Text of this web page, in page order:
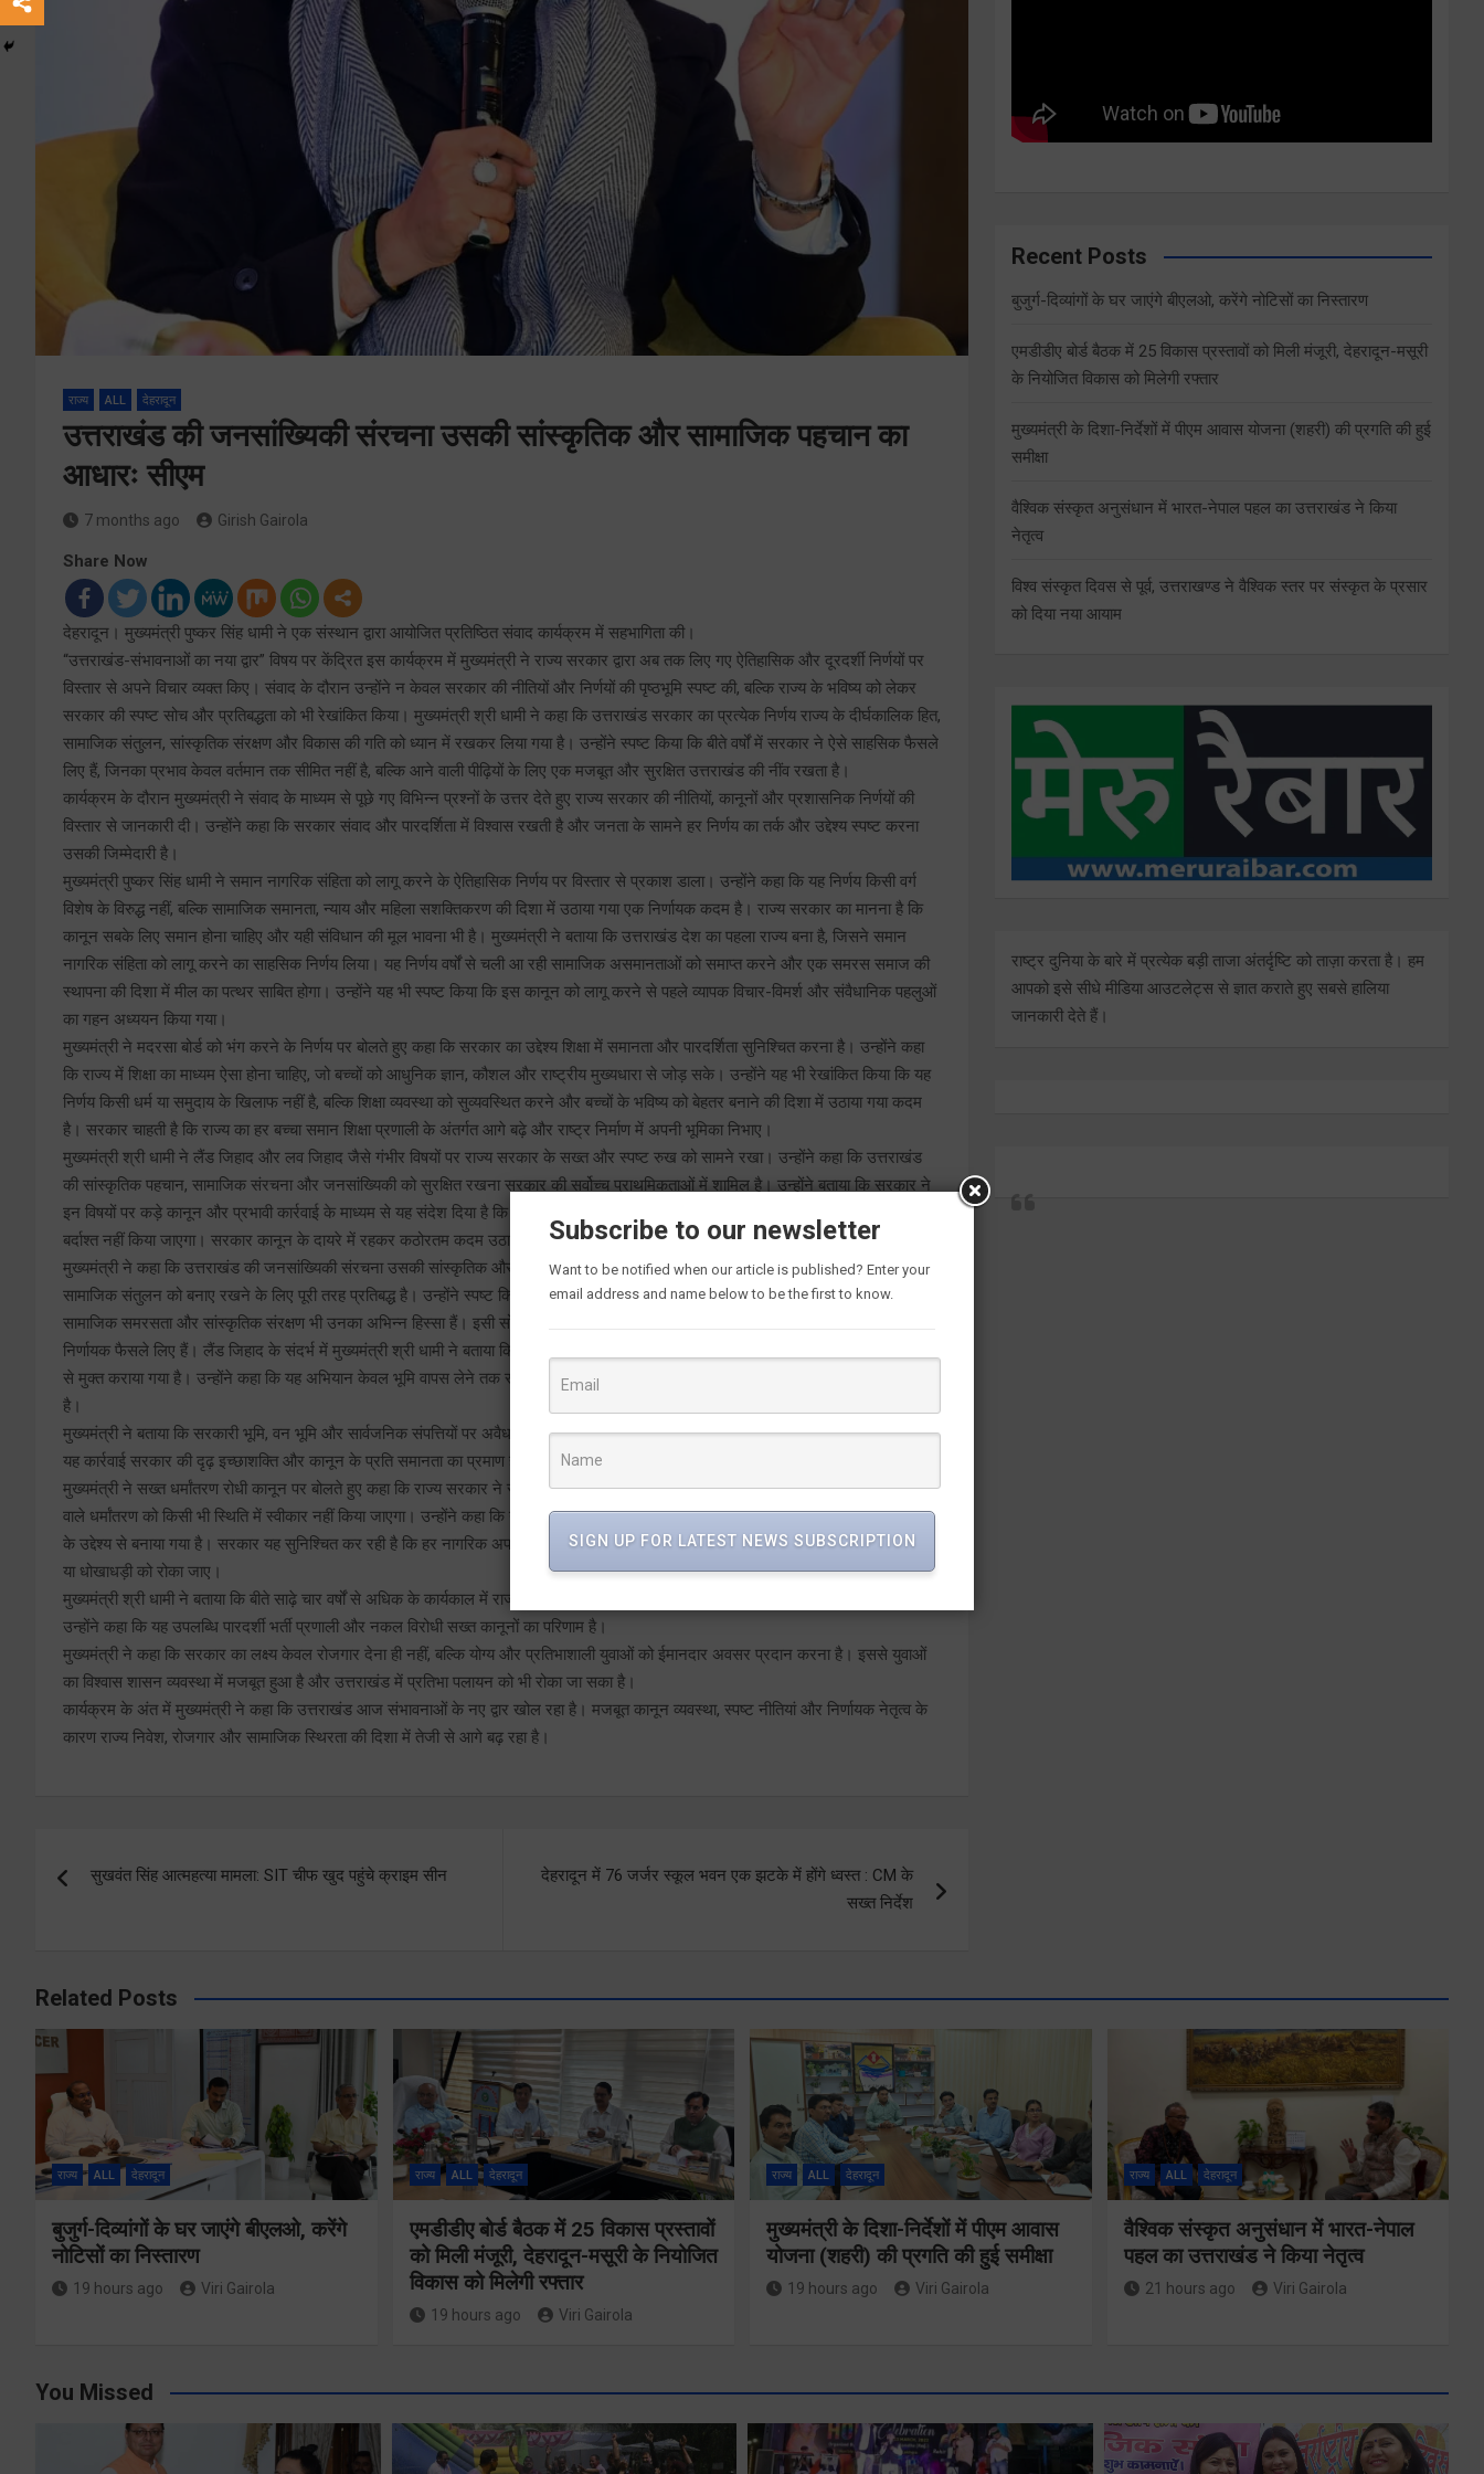
राज्य ALL देहरादून
उत्तराखंड की जनसांख्यिकी संरचना उसकी सांस्कृतिक और सामाजिक पहचान का
आधारः सीएम
7 months ago Girish Gairola
Share Now
देहरादून। मुख्यमंत्री पुष्कर सिंह धामी ने एक संस्थान द्वारा आयोजित प्रतिष्ठित संवाद कार्यक्रम में सहभागिता की।
“उत्तराखंड-संभावनाओं का नया द्वार” विषय पर केंद्रित इस कार्यक्रम में मुख्यमंत्री ने राज्य सरकार द्वारा अब तक लिए गए ऐतिहासिक और दूरदर्शी निर्णयों पर
विस्तार से अपने विचार व्यक्त किए। संवाद के दौरान उन्होंने न केवल सरकार की नीतियों और निर्णयों की पृष्ठभूमि स्पष्ट की, बल्कि राज्य के भविष्य को लेकर
सरकार की स्पष्ट सोच और प्रतिबद्धता को भी रेखांकित किया। मुख्यमंत्री श्री धामी ने कहा कि उत्तराखंड सरकार का प्रत्येक निर्णय राज्य के दीर्घकालिक हित,
सामाजिक संतुलन, सांस्कृतिक संरक्षण और विकास की गति को ध्यान में रखकर लिया गया है। उन्होंने स्पष्ट किया कि बीते वर्षों में सरकार ने ऐसे साहसिक फैसले
लिए हैं, जिनका प्रभाव केवल वर्तमान तक सीमित नहीं है, बल्कि आने वाली पीढ़ियों के लिए एक मजबूत और सुरक्षित उत्तराखंड की नींव रखता है।
कार्यक्रम के दौरान मुख्यमंत्री ने संवाद के माध्यम से पूछे गए विभिन्न प्रश्नों के उत्तर देते हुए राज्य सरकार की नीतियों, कानूनों और प्रशासनिक निर्णयों की
विस्तार से जानकारी दी। उन्होंने कहा कि सरकार संवाद और पारदर्शिता में विश्वास रखती है और जनता के सामने हर निर्णय का तर्क और उद्देश्य स्पष्ट करना
उसकी जिम्मेदारी है।
मुख्यमंत्री पुष्कर सिंह धामी ने समान नागरिक संहिता को लागू करने के ऐतिहासिक निर्णय पर विस्तार से प्रकाश डाला। उन्होंने कहा कि यह निर्णय किसी वर्ग
विशेष के विरुद्ध नहीं, बल्कि सामाजिक समानता, न्याय और महिला सशक्तिकरण की दिशा में उठाया गया एक निर्णायक कदम है। राज्य सरकार का मानना है कि
कानून सबके लिए समान होना चाहिए और यही संविधान की मूल भावना भी है। मुख्यमंत्री ने बताया कि उत्तराखंड देश का पहला राज्य बना है, जिसने समान
नागरिक संहिता को लागू करने का साहसिक निर्णय लिया। यह निर्णय वर्षों से चली आ रही सामाजिक असमानताओं को समाप्त करने और एक समरस समाज की
स्थापना की दिशा में मील का पत्थर साबित होगा। उन्होंने यह भी स्पष्ट किया कि इस कानून को लागू करने से पहले व्यापक विचार-विमर्श और संवैधानिक पहलुओं
का गहन अध्ययन किया गया।
मुख्यमंत्री ने मदरसा बोर्ड को भंग करने के निर्णय पर बोलते हुए कहा कि सरकार का उद्देश्य शिक्षा में समानता और पारदर्शिता सुनिश्चित करना है। उन्होंने कहा
कि राज्य में शिक्षा का माध्यम ऐसा होना चाहिए, जो बच्चों को आधुनिक ज्ञान, कौशल और राष्ट्रीय मुख्यधारा से जोड़ सके। उन्होंने यह भी रेखांकित किया कि यह
निर्णय किसी धर्म या समुदाय के खिलाफ नहीं है, बल्कि शिक्षा व्यवस्था को सुव्यवस्थित करने और बच्चों के भविष्य को बेहतर बनाने की दिशा में उठाया गया कदम
है। सरकार चाहती है कि राज्य का हर बच्चा समान शिक्षा प्रणाली के अंतर्गत आगे बढ़े और राष्ट्र निर्माण में अपनी भूमिका निभाए।
मुख्यमंत्री श्री धामी ने लैंड जिहाद और लव जिहाद जैसे गंभीर विषयों पर राज्य सरकार के सख्त और स्पष्ट रुख को सामने रखा। उन्होंने कहा कि उत्तराखंड
की सांस्कृतिक पहचान, सामाजिक संरचना और जनसांख्यिकी को सुरक्षित रखना सरकार की सर्वोच्च प्राथमिकताओं में शामिल है। उन्होंने बताया कि सरकार ने
इन विषयों पर कड़े कानून और प्रभावी कार्रवाई के माध्यम से यह संदेश दिया है कि राज्य की भूमि, समाज और संस्कृति के साथ किसी भी प्रकार का खिलवाड़
बर्दाश्त नहीं किया जाएगा। सरकार कानून के दायरे में रहकर कठोरतम कदम उठाने के लिए प्रतिबद्ध है।
मुख्यमंत्री ने कहा कि उत्तराखंड की जनसांख्यिकी संरचना उसकी सांस्कृतिक और सामाजिक पहचान का आधार है। सरकार राज्य की मूल आत्मा और
सामाजिक संतुलन को बनाए रखने के लिए पूरी तरह प्रतिबद्ध है। उन्होंने स्पष्ट किया कि राज्य सरकार की नीतियां केवल विकास तक सीमित नहीं हैं, बल्कि
सामाजिक समरसता और सांस्कृतिक संरक्षण भी उनका अभिन्न हिस्सा हैं। इसी सोच के तहत सरकार ने भूमि, धर्मांतरण और जनसंख्या से जुड़े विषयों पर
निर्णायक फैसले लिए हैं। लैंड जिहाद के संदर्भ में मुख्यमंत्री श्री धामी ने बताया कि राज्य सरकार द्वारा अब तक 10,000 एकड़ से अधिक भूमि को अतिक्रमण
से मुक्त कराया गया है। उन्होंने कहा कि यह अभियान केवल भूमि वापस लेने तक सीमित नहीं है, बल्कि यह राज्य की अस्मिता और संसाधनों की रक्षा का अभियान
है।
मुख्यमंत्री ने बताया कि सरकारी भूमि, वन भूमि और सार्वजनिक संपत्तियों पर अवैध कब्जों को हटाकर उन्हें पुनः जनता के हित में उपयोग के योग्य बनाया गया है।
यह कार्रवाई सरकार की दृढ़ इच्छाशक्ति और कानून के प्रति समानता का प्रमाण है।
मुख्यमंत्री ने सख्त धर्मांतरण रोधी कानून पर बोलते हुए कहा कि राज्य सरकार ने स्पष्ट संदेश दिया है कि जबरन, प्रलोभन या षड्यंत्र के माध्यम से किए जाने
वाले धर्मांतरण को किसी भी स्थिति में स्वीकार नहीं किया जाएगा। उन्होंने कहा कि यह कानून समाज के कमजोर वर्गों की रक्षा और सामाजिक सौहार्द बनाए रखने
के उद्देश्य से बनाया गया है। सरकार यह सुनिश्चित कर रही है कि हर नागरिक अपनी आस्था को स्वतंत्र रूप से अपनाए, लेकिन किसी भी प्रकार की जबरदस्ती
या धोखाधड़ी को रोका जाए।
मुख्यमंत्री श्री धामी ने बताया कि बीते साढ़े चार वर्षों से अधिक के कार्यकाल में राज्य सरकार ने 27,000 से अधिक युवाओं को सरकारी नौकरी प्रदान की है।
उन्होंने कहा कि यह उपलब्धि पारदर्शी भर्ती प्रणाली और नकल विरोधी सख्त कानूनों का परिणाम है।
मुख्यमंत्री ने कहा कि सरकार का लक्ष्य केवल रोजगार देना ही नहीं, बल्कि योग्य और प्रतिभाशाली युवाओं को ईमानदार अवसर प्रदान करना है। इससे युवाओं
का विश्वास शासन व्यवस्था में मजबूत हुआ है और उत्तराखंड में प्रतिभा पलायन को भी रोका जा सका है।
कार्यक्रम के अंत में मुख्यमंत्री ने कहा कि उत्तराखंड आज संभावनाओं के नए द्वार खोल रहा है। मजबूत कानून व्यवस्था, स्पष्ट नीतियां और निर्णायक नेतृत्व के
कारण राज्य निवेश, रोजगार और सामाजिक स्थिरता की दिशा में तेजी से आगे बढ़ रहा है।
navigation
सुखवंत सिंह आत्महत्या मामला: SIT चीफ खुद पहुंचे क्राइम सीन
देहरादून में 76 जर्जर स्कूल भवन एक झटके में होंगे ध्वस्त : CM के
सख्त निर्देश
Recent Posts
बुजुर्ग-दिव्यांगों के घर जाएंगे बीएलओ, करेंगे नोटिसों का निस्तारण
एमडीडीए बोर्ड बैठक में 25 विकास प्रस्तावों को मिली मंजूरी, देहरादून-मसूरी
के नियोजित विकास को मिलेगी रफ्तार
मुख्यमंत्री के दिशा-निर्देशों में पीएम आवास योजना (शहरी) की प्रगति की हुई
समीक्षा
वैश्विक संस्कृत अनुसंधान में भारत-नेपाल पहल का उत्तराखंड ने किया
नेतृत्व
विश्व संस्कृत दिवस से पूर्व, उत्तराखण्ड ने वैश्विक स्तर पर संस्कृत के प्रसार
को दिया नया आयाम
राष्ट्र दुनिया के बारे में प्रत्येक बड़ी ताजा अंतर्दृष्टि को ताज़ा करता है। हम
आपको इसे सीधे मीडिया आउटलेट्स से ज्ञात कराते हुए सबसे हालिया
जानकारी देते हैं।
Related Posts
राज्य ALL देहरादून
बुजुर्ग-दिव्यांगों के घर जाएंगे बीएलओ, करेंगे
नोटिसों का निस्तारण
19 hours ago Viri Gairola
राज्य ALL देहरादून
एमडीडीए बोर्ड बैठक में 25 विकास प्रस्तावों
को मिली मंजूरी, देहरादून-मसूरी के नियोजित
विकास को मिलेगी रफ्तार
19 hours ago Viri Gairola
राज्य ALL देहरादून
मुख्यमंत्री के दिशा-निर्देशों में पीएम आवास
योजना (शहरी) की प्रगति की हुई समीक्षा
19 hours ago Viri Gairola
राज्य ALL देहरादून
वैश्विक संस्कृत अनुसंधान में भारत-नेपाल
पहल का उत्तराखंड ने किया नेतृत्व
21 hours ago Viri Gairola
You Missed
एमडीडीए बोर्ड
Subscribe to our newsletter
Want to be notified when our article is published? Enter your
email address and name below to be the first to know.
SIGN UP FOR LATEST NEWS SUBSCRIPTION